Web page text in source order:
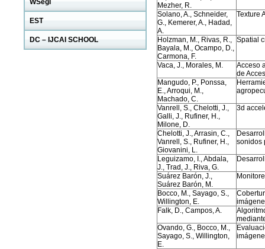
WSegI
EST
DC – IJCAI SCHOOL
Mezher, R.
Solano, A., Schneider,
G., Kemerer, A., Hadad,
A.
Texture
Holzman, M., Rivas, R.,
Bayala, M., Ocampo, D.,
Carmona, F.
Spatial
Vaca, J., Morales, M.
Acceso
de
Mangudo, P., Ponssa,
E., Arroqui, M.,
Machado, C.
Vanrell, S., Chelotti, J.,
Galli, J., Rufiner, H.,
Milone, D.
3d
Chelotti, J., Arrasin, C.,
Vanrell, S., Rufiner, H.,
Giovanini, L.
sonidos
Leguizamo, I., Abdala,
J., Trad, J., Riva, G.
Suárez Barón, J.,
Suárez Barón, M.
Bocco, M., Sayago, S.,
Willington, E.
Falk, D., Campos, A.
Ovando, G., Bocco, M.,
Sayago, S., Willington,
E.